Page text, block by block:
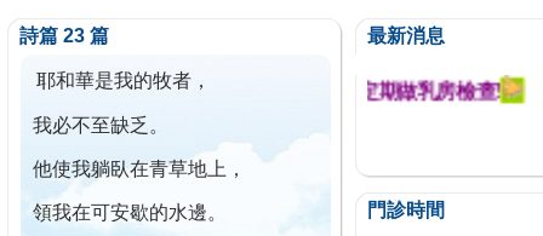
詩篇 23 篇
耶和華是我的牧者，
我必不至缺乏。
他使我躺臥在青草地上，
領我在可安歇的水邊。
最新消息
迄今已篩檢出1700位乳癌患者,提醒您定期做乳房檢查!
門診時間